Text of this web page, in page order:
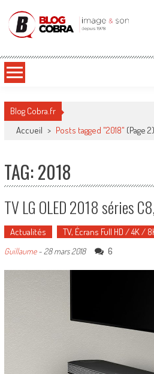
Blog Cobra
Blog Cobra.fr
Accueil > Posts tagged "2018" (Page 2)
TAG: 2018
TV LG OLED 2018 séries
Actualités TV, Écrans Full HD / 4K /
Guillaume- 28 mars 2018 6